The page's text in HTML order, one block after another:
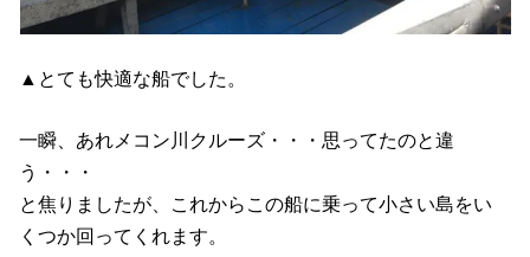
▲とても快適な船でした。
一瞬、あれメコン川クルーズ・・・思ってたのと違
う・・・
と焦りましたが、これからこの船に乗って小さい島をい
くつか回ってくれます。